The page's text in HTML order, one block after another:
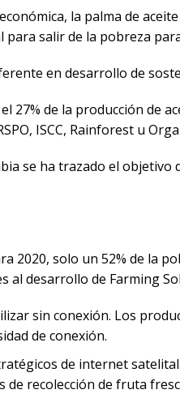
la palma de
salir de la pobreza
en desarrollo de
27% de la producción de
ISCC, Rainforest u
se ha trazado el
2020, solo un 52% de la
al desarrollo de Farming
sin conexión. Los
de conexión.
de internet
de recolección de fruta